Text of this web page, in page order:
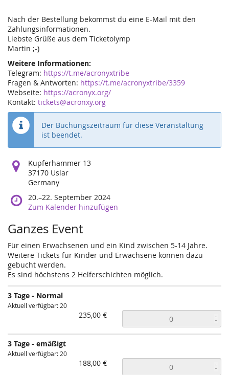
Nach der Bestellung bekommst du eine E-Mail mit den
Zahlungsinformationen.
Liebste Grüße aus dem Ticketolymp
Martin ;-)
Weitere Informationen:
Telegram: https://t.me/acronyxtribe
Fragen & Antworten: https://t.me/acronyxtribe/3359
Webseite: https://acronyx.org/
Kontakt: tickets@acronxy.org
Der Buchungszeitraum für diese Veranstaltung
ist beendet.
Wo
findet
diese
statt?
Kupferhammer 13
37170 Uslar
Germany
Wann
findet
Veranstaltung
statt?
20.–22. September 2024
Zum Kalender hinzufügen
Ganzes Event
Für einen Erwachsenen und ein Kind zwischen 5-14 Jahre.
Weitere Tickets für Kinder und Erwachsene können dazu
gebucht werden.
Es sind höchstens 2 Helferschichten möglich.
3 Tage - Normal
Aktuell verfügbar: 20
235,00 €
3 Tage - emäßigt
Aktuell verfügbar: 20
188,00 €